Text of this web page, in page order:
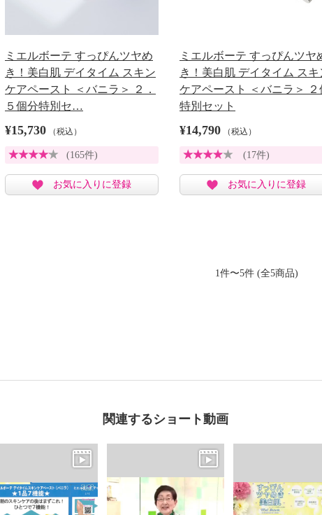
ミエルボーテ すっぴんツヤめ
き！美白肌 デイタイム スキン
ケアペースト ＜バニラ＞ ２．
５個分特別セ…
¥15,730 （税込）
(165件)
お気に入りに登録
ミエルボーテ すっぴんツヤ
き！美白肌 デイタイム スキ
ケアペースト ＜バニラ＞ ２
特別セット
¥14,790 （税込）
(17件)
お気に入りに登録
1件〜5件 (全5商品)
関連するショート動画